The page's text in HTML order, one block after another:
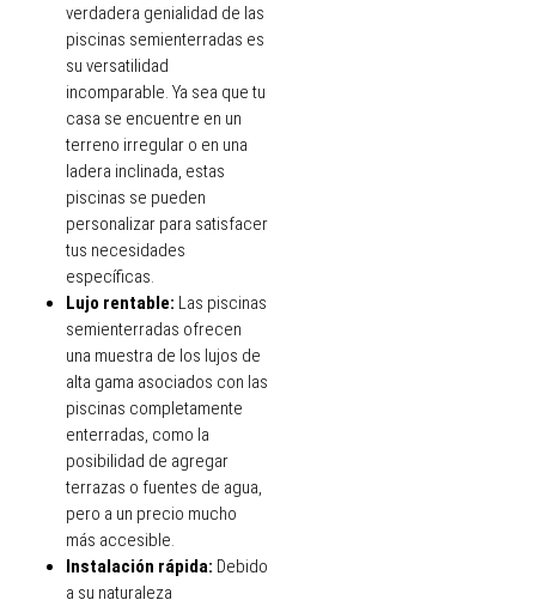
verdadera genialidad de las
piscinas semienterradas es
su versatilidad
incomparable. Ya sea que tu
casa se encuentre en un
terreno irregular o en una
ladera inclinada, estas
piscinas se pueden
personalizar para satisfacer
tus necesidades
específicas.
Lujo rentable: Las piscinas
semienterradas ofrecen
una muestra de los lujos de
alta gama asociados con las
piscinas completamente
enterradas, como la
posibilidad de agregar
terrazas o fuentes de agua,
pero a un precio mucho
más accesible.
Instalación rápida: Debido
a su naturaleza